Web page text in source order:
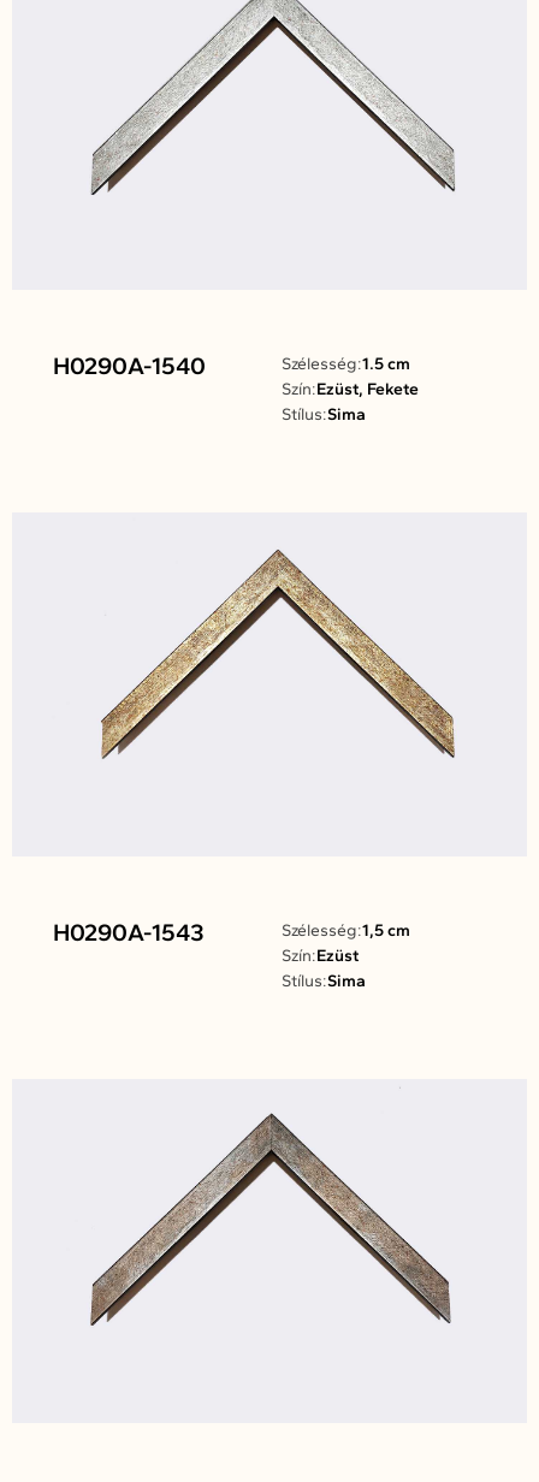
H0290A-1540 Szélesség:1.5 cm
Szín:Ezüst, Fekete
Stílus:Sima
H0290A-1543 Szélesség:1,5 cm
Szín:Ezüst
Stílus:Sima